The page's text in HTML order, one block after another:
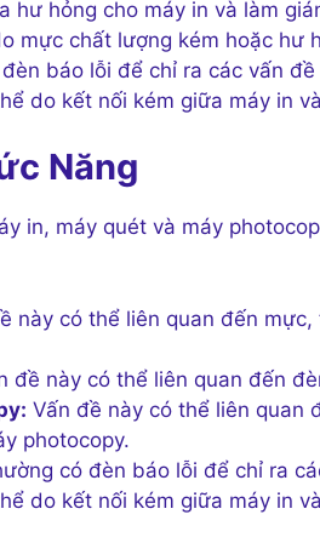
hư hỏng cho máy in và làm
mực chất lượng kém hoặc hư
báo lỗi để chỉ ra các vấn đề
do kết nối kém giữa máy in
Năng
in, máy quét và máy
này có thể liên quan đến
đề này có thể liên quan đến
Vấn đề này có thể liên quan
photocopy.
có đèn báo lỗi để chỉ ra
do kết nối kém giữa máy in